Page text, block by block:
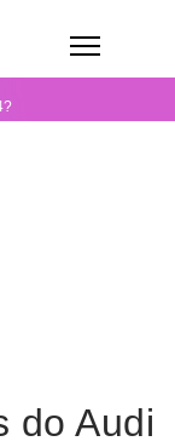
do Audi